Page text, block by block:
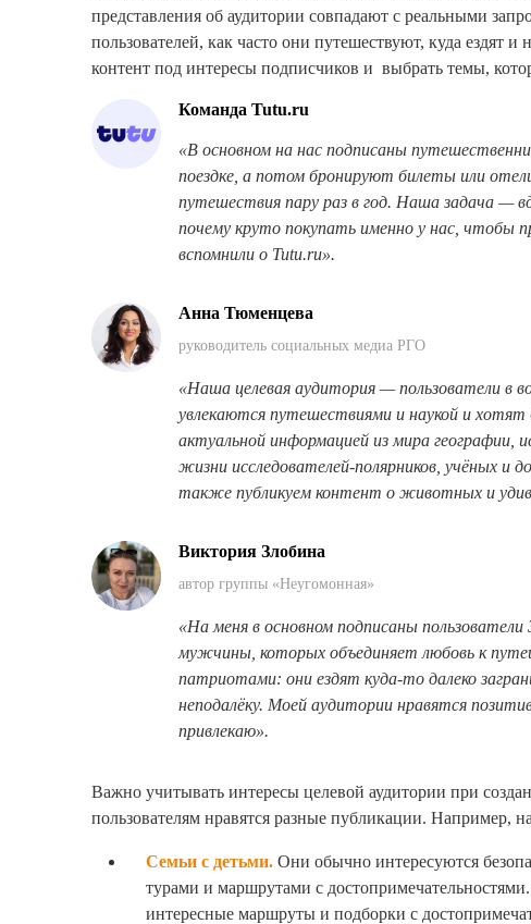
представления об аудитории совпадают с реальными
пользователей, как часто они путешествуют, куда ездят
контент под интересы подписчиков и выбрать темы,
Команда Tutu.ru
«В основном на нас подписаны
поездке, а потом бронируют билеты или
путешествия пару раз в год. Наша задача —
почему круто покупать именно у нас, чтобы
вспомнили о Tutu.ru».
Анна Тюменцева
руководитель социальных медиа РГО
«Наша целевая аудитория —пользователи в
увлекаются путешествиями и наукой и хотят
актуальной информацией из мира
жизни исследователей-полярников, учёных и
также публикуем контент о животных и
Виктория Злобина
автор группы «Неугомонная»
«На меня в основном подписаны
мужчины, которых объединяет любовь к
патриотами: они ездят куда-то далеко
неподалёку. Моей аудитории нравятся
привлекаю».
Важно учитывать интересы целевой аудитории при
пользователям нравятся разные публикации. Например,
Семьи с детьми. Они обычно интересуются
турами и маршрутами с
интересные маршруты и подборки с